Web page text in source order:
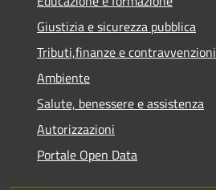
Giustizia e sicurezza pubblica
Tributi,finanze e contravvenzioni
Ambiente
Salute, benessere e assistenza
Autorizzazioni
Portale Open Data